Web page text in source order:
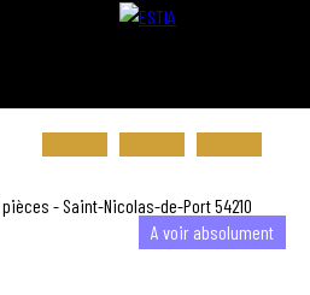
A voir absolument